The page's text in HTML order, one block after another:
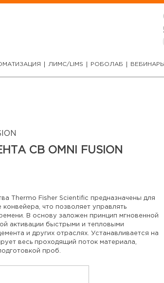
ЛИМС/LIMS РОБОЛАБ ВЕБИНАРЫ
CB OMNI FUSION
Thermo Fisher Scientific предназначены для
что позволяет управлять
В основу заложен принцип мгновенной
активации быстрыми и тепловыми
и других отраслях. Устанавливается на
весь проходящий поток материала,
проб.